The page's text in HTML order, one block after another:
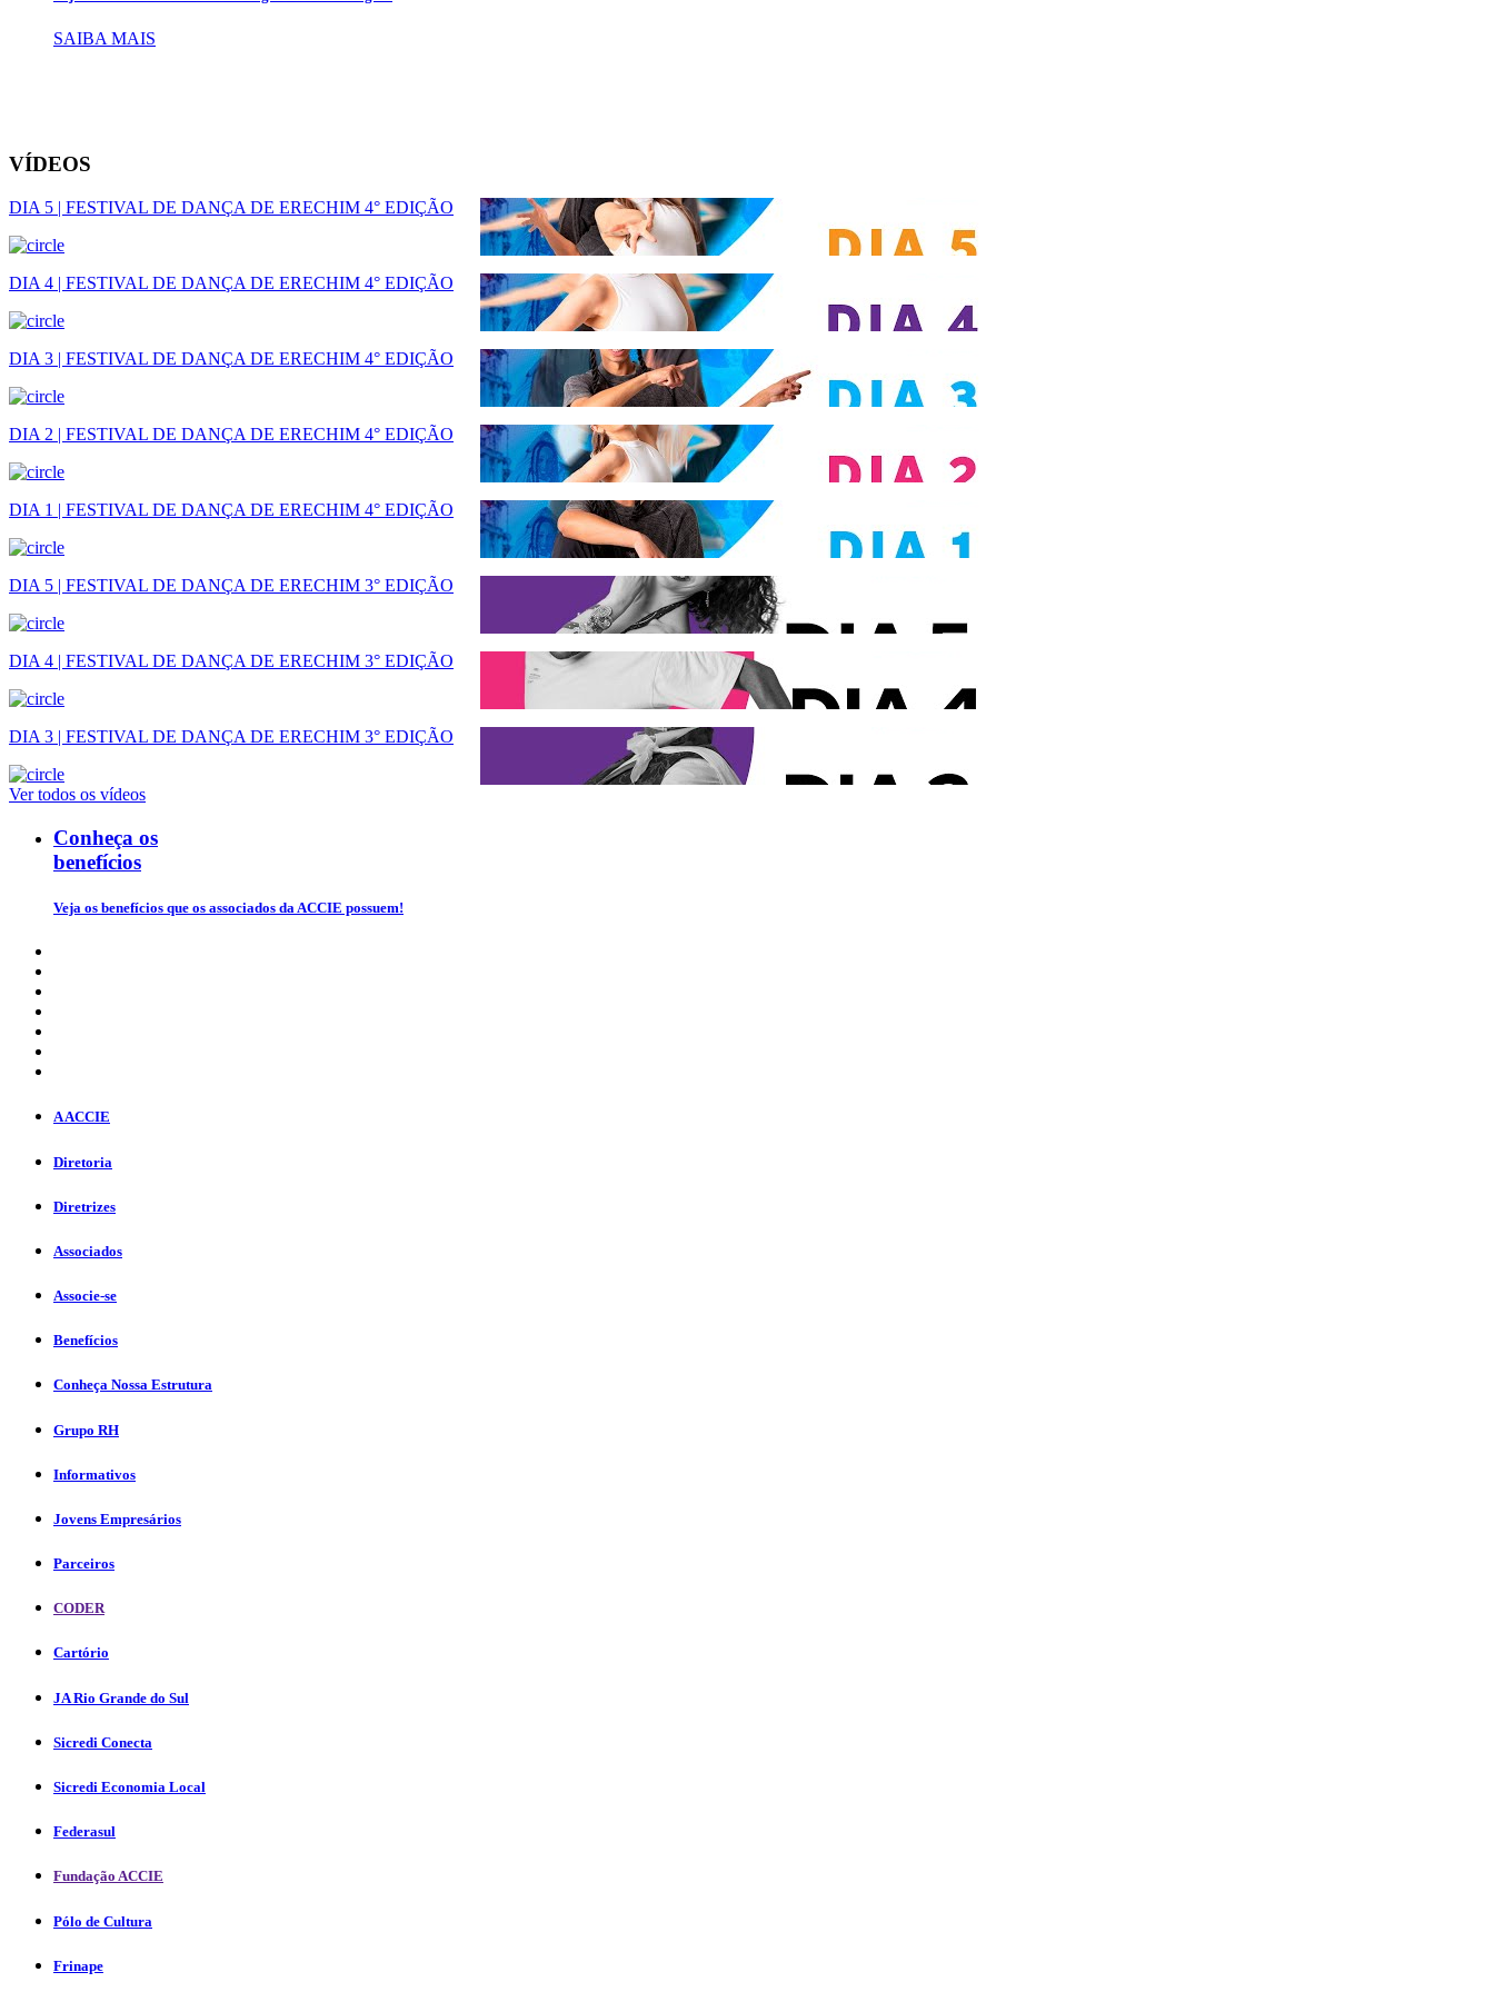
SAIBA MAIS
VÍDEOS
DIA 5 | FESTIVAL DE DANÇA DE ERECHIM 4° EDIÇÃO
DIA 4 | FESTIVAL DE DANÇA DE ERECHIM 4° EDIÇÃO
DIA 3 | FESTIVAL DE DANÇA DE ERECHIM 4° EDIÇÃO
DIA 2 | FESTIVAL DE DANÇA DE ERECHIM 4° EDIÇÃO
DIA 1 | FESTIVAL DE DANÇA DE ERECHIM 4° EDIÇÃO
DIA 5 | FESTIVAL DE DANÇA DE ERECHIM 3° EDIÇÃO
DIA 4 | FESTIVAL DE DANÇA DE ERECHIM 3° EDIÇÃO
DIA 3 | FESTIVAL DE DANÇA DE ERECHIM 3° EDIÇÃO
Ver todos os vídeos
Conheça os
benefícios
Veja os benefícios que os associados da ACCIE possuem!
A ACCIE
Diretoria
Diretrizes
Associados
Associe-se
Benefícios
Conheça Nossa Estrutura
Grupo RH
Informativos
Jovens Empresários
Parceiros
CODER
Cartório
JA Rio Grande do Sul
Sicredi Conecta
Sicredi Economia Local
Federasul
Fundação ACCIE
Pólo de Cultura
Frinape